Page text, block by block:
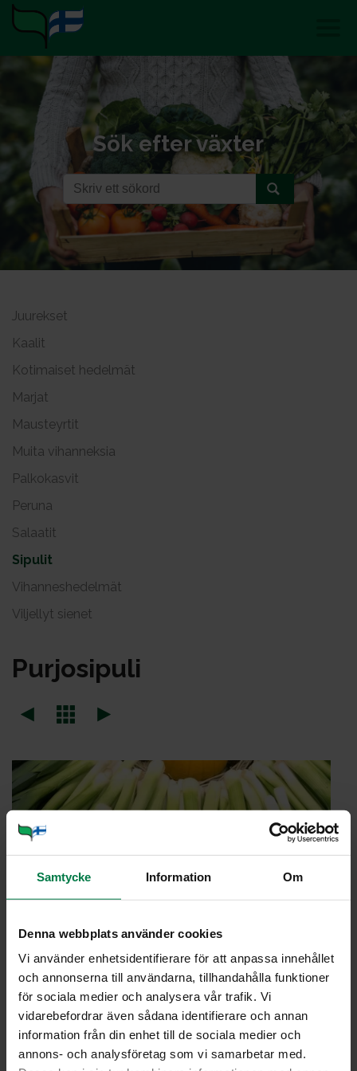
Samtycke Information Om
Denna webbplats använder cookies
Vi använder enhetsidentifierare för att anpassa innehållet
och annonserna till användarna, tillhandahålla funktioner
för sociala medier och analysera vår trafik. Vi
vidarebefordrar även sådana identifierare och annan
information från din enhet till de sociala medier och
annons- och analysföretag som vi samarbetar med.
Sök efter växter
Juurekset
Kaalit
Kotimaiset hedelmät
Marjat
Mausteyrtit
Muita vihanneksia
Palkokasvit
Peruna
Salaatit
Sipulit
Vihanneshedelmät
Viljellyt sienet
Pur­jo­si­pu­li
PUR­JO­SI­PU­LI (Al­lium por­rum)